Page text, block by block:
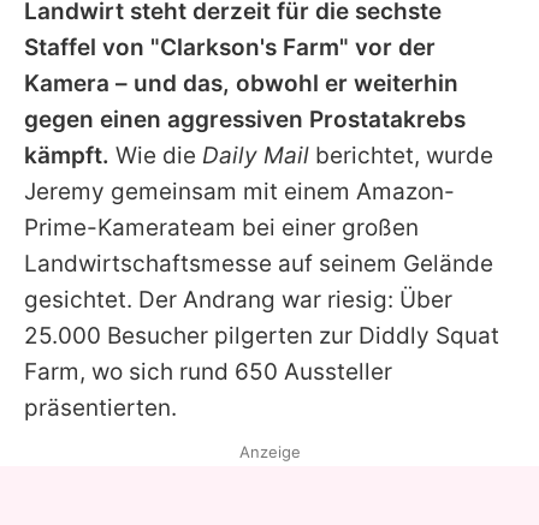
Nutzungsbedingungen
Utiq verwalten
Landwirt steht derzeit für die sechste
Staffel von "Clarkson's Farm" vor der
Kamera – und das, obwohl er weiterhin
gegen einen aggressiven Prostatakrebs
kämpft. Wie die Daily Mail berichtet, wurde
Jeremy gemeinsam mit einem Amazon-
Prime-Kamerateam bei einer großen
Landwirtschaftsmesse auf seinem Gelände
gesichtet. Der Andrang war riesig: Über
25.000 Besucher pilgerten zur Diddly Squat
Farm, wo sich rund 650 Aussteller
präsentierten.
Anzeige